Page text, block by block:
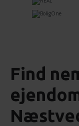
Find